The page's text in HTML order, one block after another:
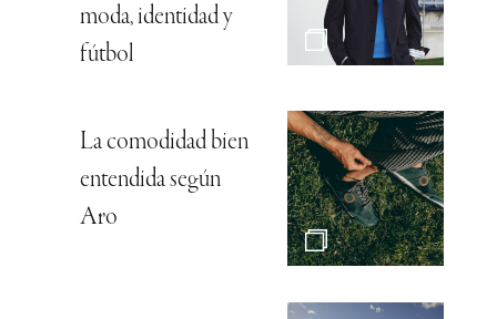
moda, identidad y
fútbol
La comodidad bien
entendida según
Aro